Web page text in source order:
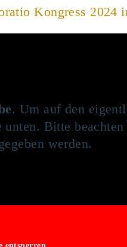
Kongress 2024
. Um auf den
Bitte beachten
werden.